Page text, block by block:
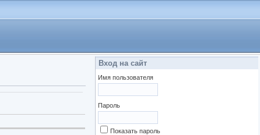
Вход на сайт
Имя пользователя
Пароль
Показать пароль